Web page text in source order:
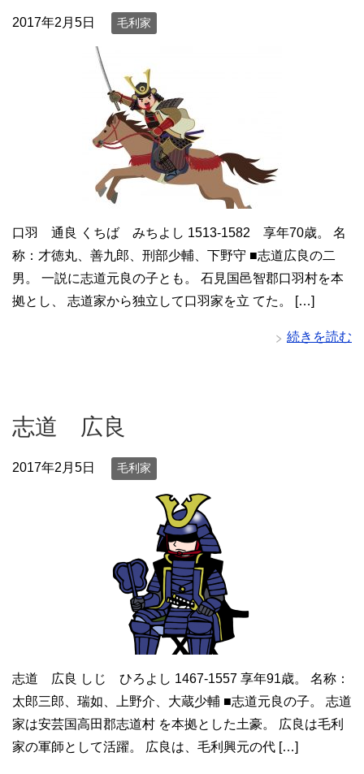
2017年2月5日 毛利家
口羽 通良 くちば みちよし 1513-1582 享年70歳。 名
称：才徳丸、善九郎、刑部少輔、下野守 ■志道広良の二
男。 一説に志道元良の子とも。 石見国邑智郡口羽村を本
拠とし、 志道家から独立して口羽家を立 てた。 […]
続きを読む
志道 広良
2017年2月5日 毛利家
志道 広良 しじ ひろよし 1467-1557 享年91歳。 名称：
太郎三郎、瑞如、上野介、大蔵少輔 ■志道元良の子。 志道
家は安芸国高田郡志道村 を本拠とした土豪。 広良は毛利
家の軍師として活躍。 広良は、毛利興元の代 […]